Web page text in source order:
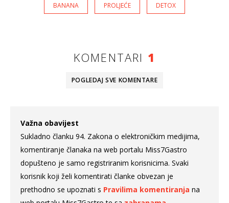
BANANA PROLJEĆE DETOX
KOMENTARI 1
POGLEDAJ SVE KOMENTARE
Važna obavijest
Sukladno članku 94. Zakona o elektroničkim medijima,
komentiranje članaka na web portalu Miss7Gastro
dopušteno je samo registriranim korisnicima. Svaki
korisnik koji želi komentirati članke obvezan je
prethodno se upoznati s Pravilima komentiranja na